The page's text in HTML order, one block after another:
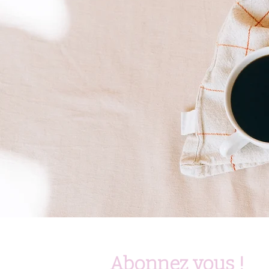
Abonnez vous !